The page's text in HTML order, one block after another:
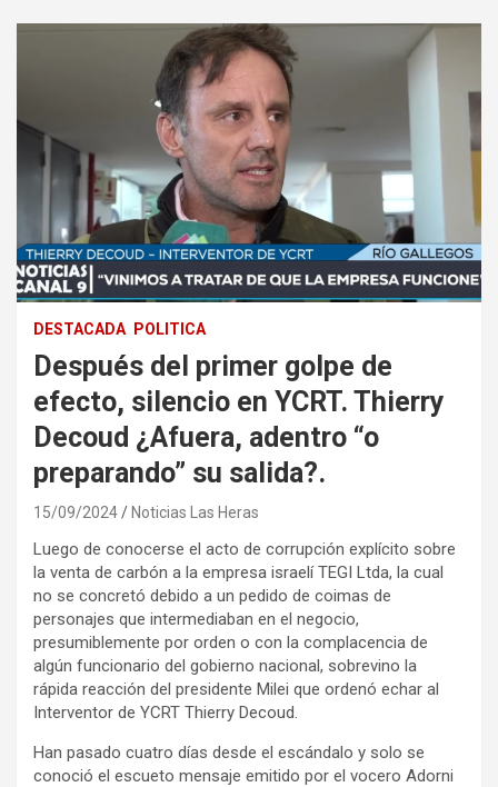
DESTACADA POLITICA
Después del primer golpe de
efecto, silencio en YCRT. Thierry
Decoud ¿Afuera, adentro “o
preparando” su salida?.
15/09/2024 Noticias Las Heras
Luego de conocerse el acto de corrupción explícito sobre
la venta de carbón a la empresa israelí TEGI Ltda, la cual
no se concretó debido a un pedido de coimas de
personajes que intermediaban en el negocio,
presumiblemente por orden o con la complacencia de
algún funcionario del gobierno nacional, sobrevino la
rápida reacción del presidente Milei que ordenó echar al
Interventor de YCRT Thierry Decoud.
Han pasado cuatro días desde el escándalo y solo se
conoció el escueto mensaje emitido por el vocero Adorni